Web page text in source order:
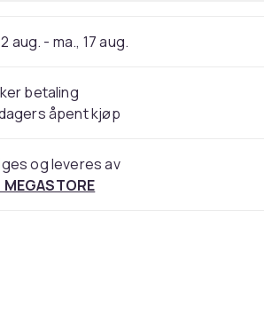
aug. - ma., 17 aug.
betaling
åpent kjøp
og leveres av
MEGASTORE